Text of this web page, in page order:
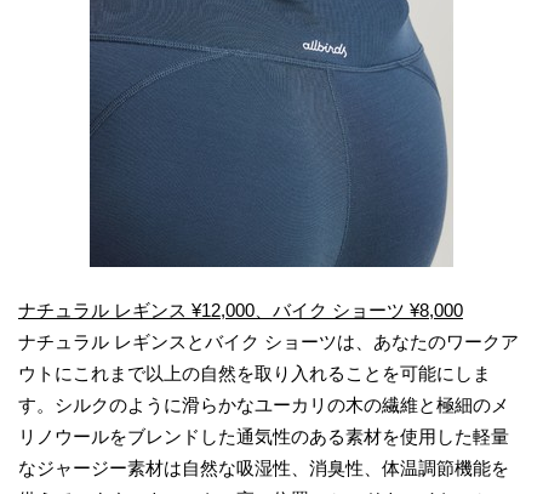
ナチュラル レギンス ¥12,000、バイク ショーツ ¥8,000
ナチュラル レギンスとバイク ショーツは、あなたのワークア
ウトにこれまで以上の自然を取り入れることを可能にしま
す。シルクのように滑らかなユーカリの木の繊維と極細のメ
リノウールをブレンドした通気性のある素材を使用した軽量
なジャージー素材は自然な吸湿性、消臭性、体温調節機能を